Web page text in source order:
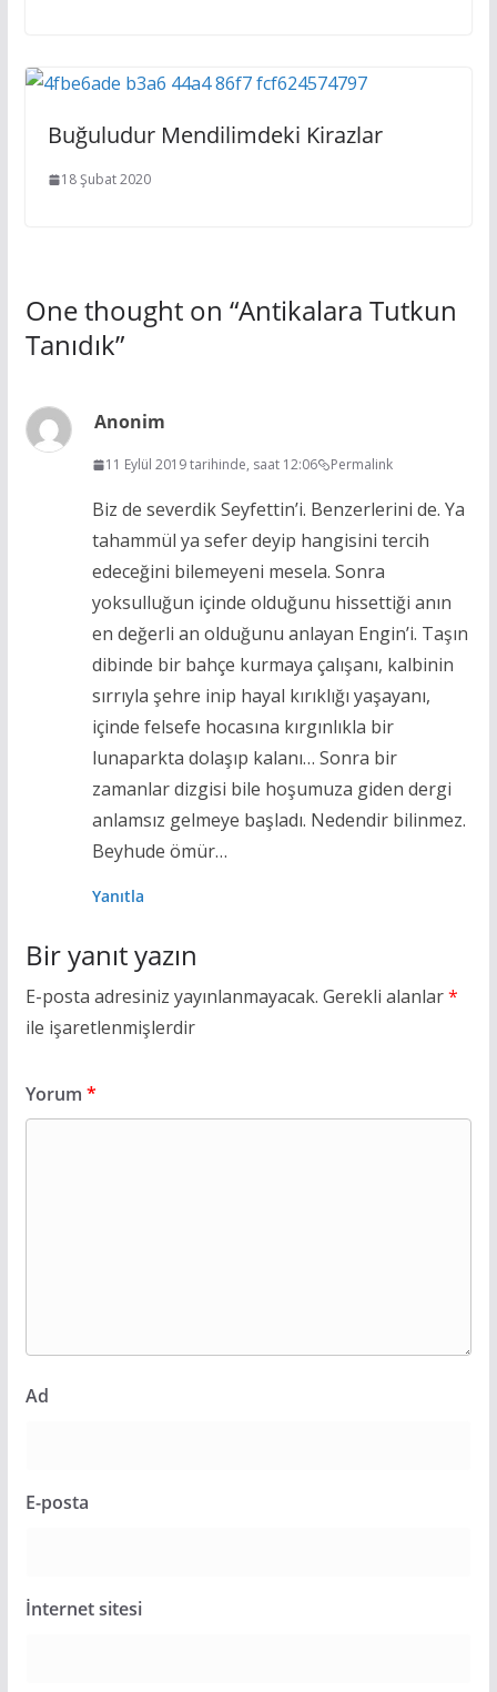
Buğuludur Mendilimdeki Kirazlar
18 Şubat 2020
One thought on “Antikalara Tutkun
Tanıdık”
Anonim
11 Eylül 2019 tarihinde, saat 12:06 Permalink
Biz de severdik Seyfettin’i. Benzerlerini de. Ya
tahammül ya sefer deyip hangisini tercih
edeceğini bilemeyeni mesela. Sonra
yoksulluğun içinde olduğunu hissettiği anın
en değerli an olduğunu anlayan Engin’i. Taşın
dibinde bir bahçe kurmaya çalışanı, kalbinin
sırrıyla şehre inip hayal kırıklığı yaşayanı,
içinde felsefe hocasına kırgınlıkla bir
lunaparkta dolaşıp kalanı… Sonra bir
zamanlar dizgisi bile hoşumuza giden dergi
anlamsız gelmeye başladı. Nedendir bilinmez.
Beyhude ömür…
Yanıtla
Bir yanıt yazın
E-posta adresiniz yayınlanmayacak. Gerekli alanlar*
ile işaretlenmişlerdir
Yorum *
Ad
E-posta
İnternet sitesi